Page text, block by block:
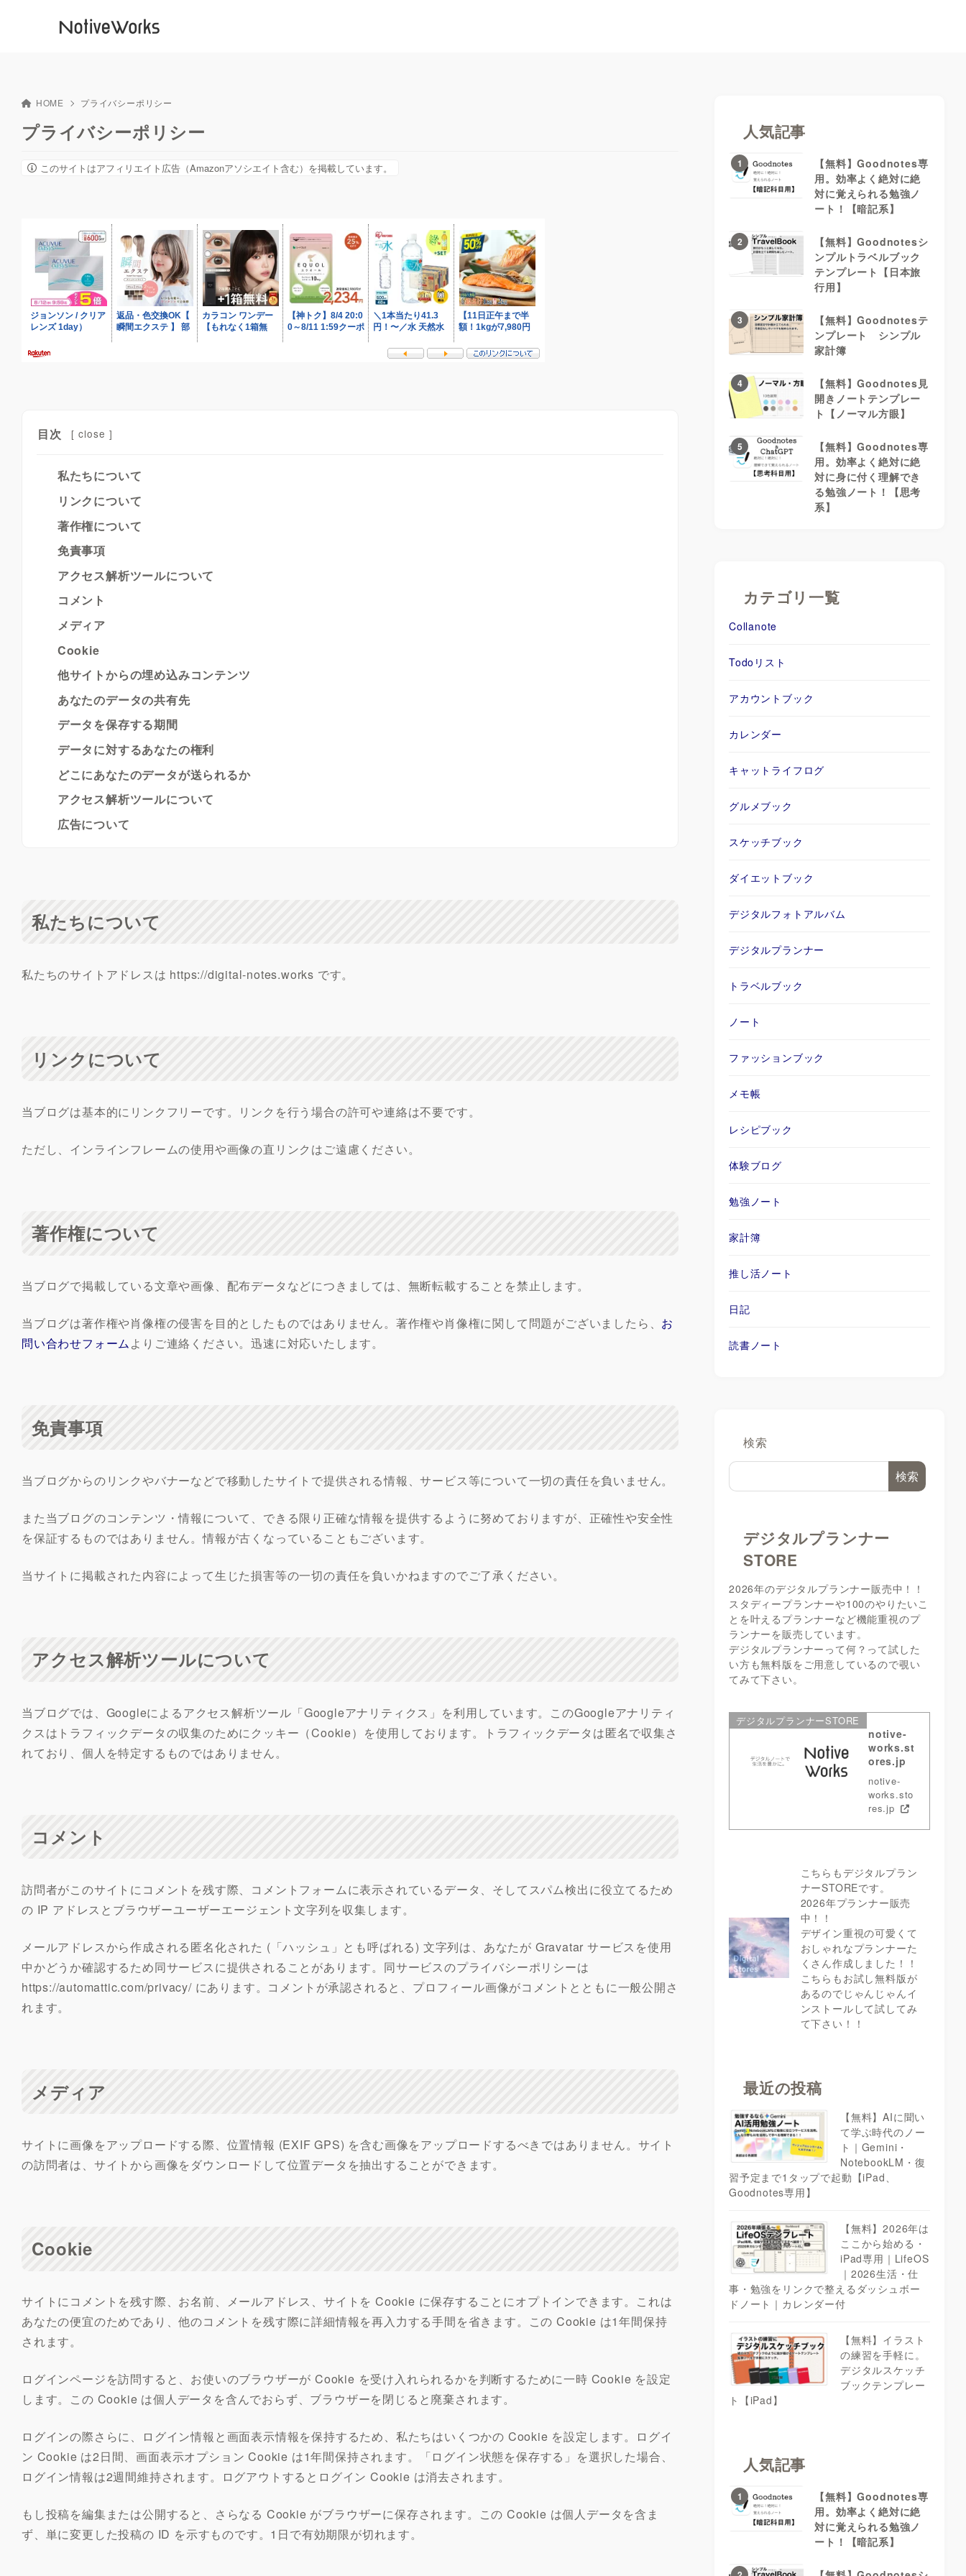
HOME プライバシーポリシー
プライバシーポリシー
このサイトはアフィリエイト広告（Amazonアソシエイト含む）を掲載しています。
目次 [ close ]
私たちについて
リンクについて
著作権について
免責事項
アクセス解析ツールについて
コメント
メディア
Cookie
他サイトからの埋め込みコンテンツ
あなたのデータの共有先
データを保存する期間
データに対するあなたの権利
どこにあなたのデータが送られるか
アクセス解析ツールについて
広告について
私たちについて
私たちのサイトアドレスは https://digital-notes.works です。
リンクについて
当ブログは基本的にリンクフリーです。リンクを行う場合の許可や連絡は不要です。
ただし、インラインフレームの使用や画像の直リンクはご遠慮ください。
著作権について
当ブログで掲載している文章や画像、配布データなどにつきましては、無断転載することを禁止します。
当ブログは著作権や肖像権の侵害を目的としたものではありません。著作権や肖像権に関して問題がございましたら、 お
問い合わせフォームよりご連絡ください。迅速に対応いたします。
免責事項
当ブログからのリンクやバナーなどで移動したサイトで提供される情報、サービス等について一切の責任を負いません。
また当ブログのコンテンツ・情報について、できる限り正確な情報を提供するように努めておりますが、正確性や安全性
を保証するものではありません。情報が古くなっていることもございます。
当サイトに掲載された内容によって生じた損害等の一切の責任を負いかねますのでご了承ください。
アクセス解析ツールについて
当ブログでは、Googleによるアクセス解析ツール「Googleアナリティクス」を利用しています。このGoogleアナリティ
クスはトラフィックデータの収集のためにクッキー（Cookie）を使用しております。トラフィックデータは匿名で収集さ
れており、個人を特定するものではありません。
コメント
訪問者がこのサイトにコメントを残す際、コメントフォームに表示されているデータ、そしてスパム検出に役立てるため
の IP アドレスとブラウザーユーザーエージェント文字列を収集します。
メールアドレスから作成される匿名化された (「ハッシュ」とも呼ばれる) 文字列は、あなたが Gravatar サービスを使用
中かどうか確認するため同サービスに提供されることがあります。同サービスのプライバシーポリシーは
https://automattic.com/privacy/ にあります。コメントが承認されると、プロフィール画像がコメントとともに一般公開さ
れます。
メディア
サイトに画像をアップロードする際、位置情報 (EXIF GPS) を含む画像をアップロードするべきではありません。サイト
の訪問者は、サイトから画像をダウンロードして位置データを抽出することができます。
Cookie
サイトにコメントを残す際、お名前、メールアドレス、サイトを Cookie に保存することにオプトインできます。これは
あなたの便宜のためであり、他のコメントを残す際に詳細情報を再入力する手間を省きます。この Cookie は1年間保持
されます。
ログインページを訪問すると、お使いのブラウザーが Cookie を受け入れられるかを判断するために一時 Cookie を設定
します。この Cookie は個人データを含んでおらず、ブラウザーを閉じると廃棄されます。
ログインの際さらに、ログイン情報と画面表示情報を保持するため、私たちはいくつかの Cookie を設定します。ログイ
ン Cookie は2日間、画面表示オプション Cookie は1年間保持されます。「ログイン状態を保存する」を選択した場合、
ログイン情報は2週間維持されます。ログアウトするとログイン Cookie は消去されます。
もし投稿を編集または公開すると、さらなる Cookie がブラウザーに保存されます。この Cookie は個人データを含ま
ず、単に変更した投稿の ID を示すものです。1日で有効期限が切れます。
人気記事
1
【無料】Goodnotes専
用。効率よく絶対に絶
対に覚えられる勉強ノ
ート！【暗記系】
2
【無料】Goodnotesシ
ンプルトラベルブック
テンプレート【日本旅
行用】
3
【無料】Goodnotesテ
ンプレート シンプル
家計簿
4
【無料】Goodnotes見
開きノートテンプレー
ト【ノーマル方眼】
5
【無料】Goodnotes専
用。効率よく絶対に絶
対に身に付く理解でき
る勉強ノート！【思考
系】
カテゴリ一覧
Collanote
Todoリスト
アカウントブック
カレンダー
キャットライフログ
グルメブック
スケッチブック
ダイエットブック
デジタルフォトアルバム
デジタルプランナー
トラベルブック
ノート
ファッションブック
メモ帳
レシピブック
体験ブログ
勉強ノート
家計簿
推し活ノート
日記
読書ノート
検索
検索
デジタルプランナー
STORE
2026年のデジタルプランナー販売中！！
スタディープランナーや100のやりたいこ
とを叶えるプランナーなど機能重視のプ
ランナーを販売しています。
デジタルプランナーって何？って試した
い方も無料版をご用意しているので覗い
てみて下さい。
デジタルプランナーSTORE
notive-
works.st
ores.jp
notive-
works.sto
res.jp
こちらもデジタルプラン
ナーSTOREです。
2026年プランナー販売
中！！
デザイン重視の可愛くて
おしゃれなプランナーた
くさん作成しました！！
こちらもお試し無料版が
あるのでじゃんじゃんイ
ンストールして試してみ
て下さい！！
最近の投稿
【無料】AIに聞い
て学ぶ時代のノー
ト｜Gemini・
NotebookLM・復
習予定まで1タップで起動【iPad、
Goodnotes専用】
【無料】2026年は
ここから始める・
iPad専用｜LifeOS
｜2026生活・仕
事・勉強をリンクで整えるダッシュボー
ドノート｜カレンダー付
【無料】イラスト
の練習を手軽に。
デジタルスケッチ
ブックテンプレー
ト【iPad】
人気記事
1
【無料】Goodnotes専
用。効率よく絶対に絶
対に覚えられる勉強ノ
ート！【暗記系】